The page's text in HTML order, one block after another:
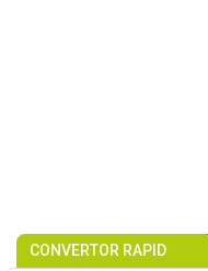
CONVERTOR RAPID